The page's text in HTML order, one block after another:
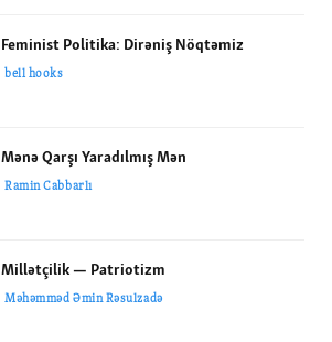
Feminist Politika: Dirəniş Nöqtəmiz
bell hooks
Mənə Qarşı Yaradılmış Mən
Ramin Cabbarlı
Millətçilik — Patriotizm
Məhəmməd Əmin Rəsulzadə